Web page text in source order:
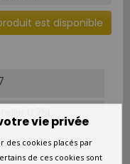
est disponible
0.75L
vie privée
des cookies placés par
de ces cookies sont